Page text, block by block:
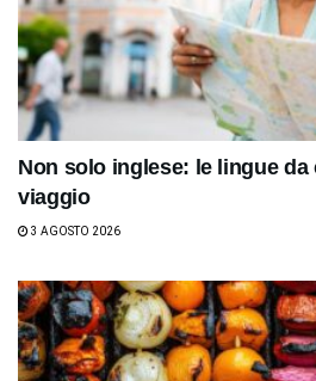
Non solo inglese: le lingue da
viaggio
3 AGOSTO 2026